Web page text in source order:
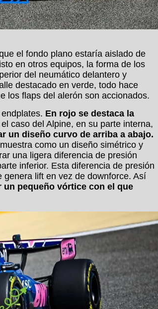
el fondo plano estaría aislado de
en otros equipos, la forma de los
del neumático delantero y
destacado en verde, todo hace
los flaps del alerón son accionados.
En rojo se destaca la
el caso del Alpine, en su parte interna,
un diseño curvo de arriba a abajo.
como un diseño simétrico y
una ligera diferencia de presión
inferior. Esta diferencia de presión
lift en vez de downforce. Así
un pequeño vórtice con el que